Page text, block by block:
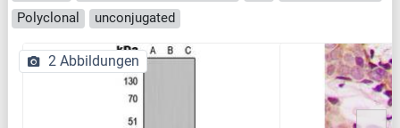
Polyclonal
unconjugated
2 Abbildungen